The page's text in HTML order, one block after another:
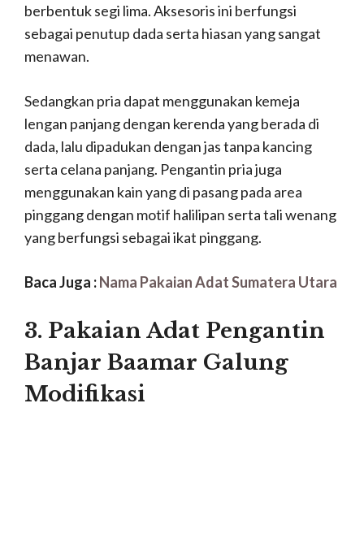
berbentuk segi lima. Aksesoris ini berfungsi
sebagai penutup dada serta hiasan yang sangat
menawan.
Sedangkan pria dapat menggunakan kemeja
lengan panjang dengan kerenda yang berada di
dada, lalu dipadukan dengan jas tanpa kancing
serta celana panjang. Pengantin pria juga
menggunakan kain yang di pasang pada area
pinggang dengan motif halilipan serta tali wenang
yang berfungsi sebagai ikat pinggang.
Baca Juga :Nama Pakaian Adat Sumatera Utara
3. Pakaian Adat Pengantin
Banjar Baamar Galung
Modifikasi